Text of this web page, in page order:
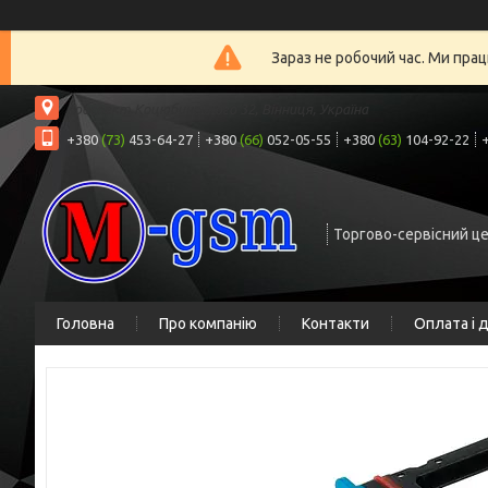
Зараз не робочий час. Ми
проспект Коцюбинського 32, Вінниця, Україна
+380(73) 453-64-27 +380(66) 052-05-55 +380 (63) 104-92-22
Торгово-сервісний
Головна Про компанію Контакти Оплата і